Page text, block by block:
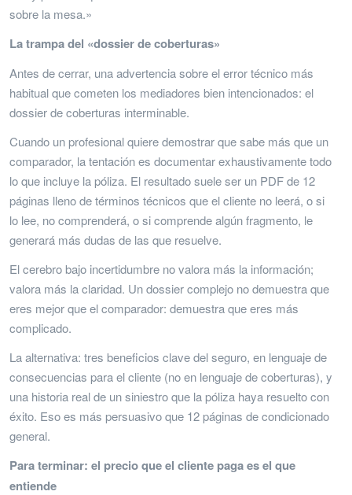
sobre la mesa.»
La trampa del «dossier de coberturas»
Antes de cerrar, una advertencia sobre el error técnico más
habitual que cometen los mediadores bien intencionados: el
dossier de coberturas interminable.
Cuando un profesional quiere demostrar que sabe más que un
comparador, la tentación es documentar exhaustivamente todo
lo que incluye la póliza. El resultado suele ser un PDF de 12
páginas lleno de términos técnicos que el cliente no leerá, o si
lo lee, no comprenderá, o si comprende algún fragmento, le
generará más dudas de las que resuelve.
El cerebro bajo incertidumbre no valora más la información;
valora más la claridad. Un dossier complejo no demuestra que
eres mejor que el comparador: demuestra que eres más
complicado.
La alternativa: tres beneficios clave del seguro, en lenguaje de
consecuencias para el cliente (no en lenguaje de coberturas), y
una historia real de un siniestro que la póliza haya resuelto con
éxito. Eso es más persuasivo que 12 páginas de condicionado
general.
Para terminar: el precio que el cliente paga es el que
entiende